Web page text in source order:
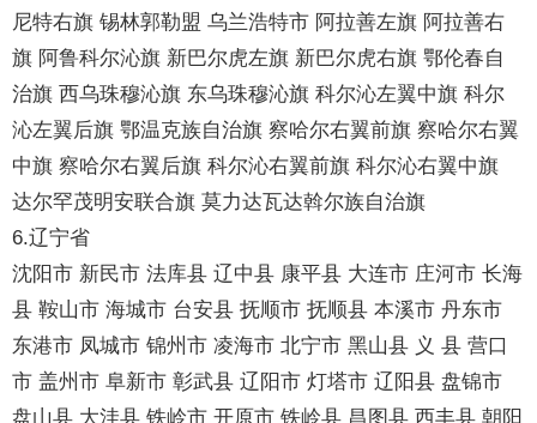
尼特右旗 锡林郭勒盟 乌兰浩特市 阿拉善左旗 阿拉善右
旗 阿鲁科尔沁旗 新巴尔虎左旗 新巴尔虎右旗 鄂伦春自
治旗 西乌珠穆沁旗 东乌珠穆沁旗 科尔沁左翼中旗 科尔
沁左翼后旗 鄂温克族自治旗 察哈尔右翼前旗 察哈尔右翼
中旗 察哈尔右翼后旗 科尔沁右翼前旗 科尔沁右翼中旗
达尔罕茂明安联合旗 莫力达瓦达斡尔族自治旗
6.辽宁省
沈阳市 新民市 法库县 辽中县 康平县 大连市 庄河市 长海
县 鞍山市 海城市 台安县 抚顺市 抚顺县 本溪市 丹东市
东港市 凤城市 锦州市 凌海市 北宁市 黑山县 义 县 营口
市 盖州市 阜新市 彰武县 辽阳市 灯塔市 辽阳县 盘锦市
盘山县 大洼县 铁岭市 开原市 铁岭县 昌图县 西丰县 朝阳